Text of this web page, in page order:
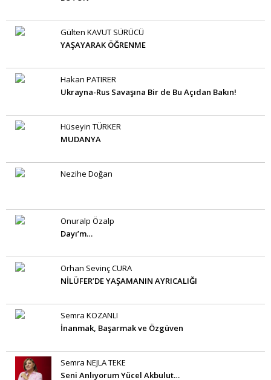
Gülten KAVUT SÜRÜCÜ
YAŞAYARAK ÖĞRENME
Hakan PATIRER
Ukrayna-Rus Savaşına Bir de Bu Açıdan Bakın!
Hüseyin TÜRKER
MUDANYA
Nezihe Doğan
Onuralp Özalp
Dayı’m…
Orhan Sevinç CURA
NİLÜFER’DE YAŞAMANIN AYRICALIĞI
Semra KOZANLI
İnanmak, Başarmak ve Özgüven
Semra NEJLA TEKE
Seni Anlıyorum Yücel Akbulut…